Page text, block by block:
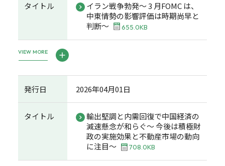
タイトル
イラン戦争勃発～ 3 月FOMC は、
中東情勢の影響評価は時期尚早と
判断～
655.0KB
VIEW MORE
発行日 2026年04月01日
タイトル
輸出堅調と内需回復で中国経済の
減速懸念が和らぐ～ 今後は積極財
政の実施効果と不動産市場の動向
に注目～
708.0KB